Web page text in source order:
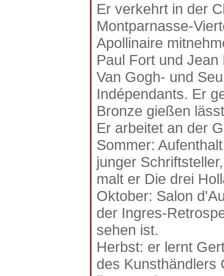
Er verkehrt in der
Montparnasse-
Apollinaire
Paul Fort und
Van Gogh- und
Indépendants. Er
Bronze gießen
Er arbeitet an der
Sommer:
junger
malt er Die drei
Oktober: Salon
der Ingres-
sehen ist.
Herbst: er lernt
des Kunsthändlers